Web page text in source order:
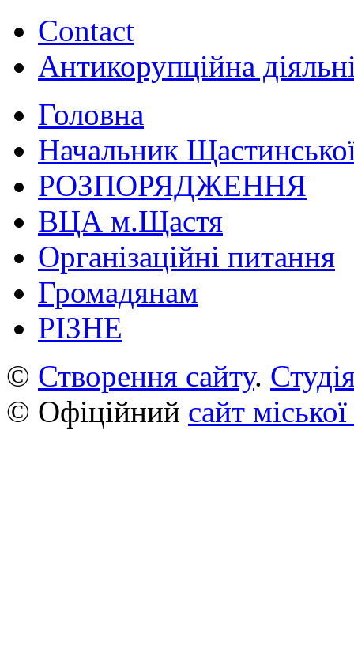
Contact
Антикорупційна
Головна
Начальник
РОЗПОРЯДЖЕННЯ
ВЦА м.Щастя
Організаційні питання
Громадянам
РІЗНЕ
© Створення сайту.
© Офіційний сайт